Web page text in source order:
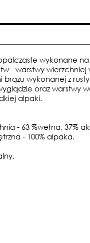
wykonane
- warstwy wierzchniej
brązu wykonanej z
oraz warstwy
alpaki.
- 63 %wełna, 37%
- 100% alpaka.